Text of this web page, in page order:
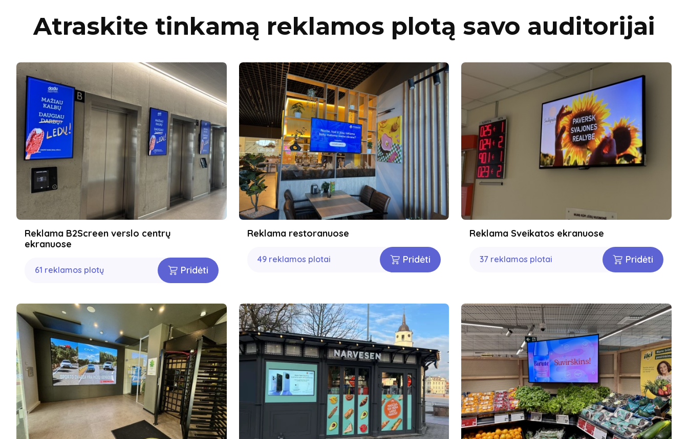
Atraskite tinkamą reklamos plotą savo auditorijai
Reklama B2Screen verslo centrų
ekranuose
61 reklamos plotų Pridėti
Reklama restoranuose
49 reklamos plotai Pridėti
Reklama Sveikatos ekranuose
37 reklamos plotai Pridėti